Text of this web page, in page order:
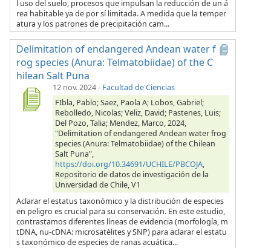
l uso del suelo, procesos que impulsan la reducción de un á
rea habitable ya de por sí limitada. A medida que la temper
atura y los patrones de precipitación cam...
Delimitation of endangered Andean water f
rog species (Anura: Telmatobiidae) of the C
hilean Salt Puna
12 nov. 2024- Facultad de Ciencias
FIbla, Pablo; Saez, Paola A; Lobos, Gabriel;
Rebolledo, Nicolas; Veliz, David; Pastenes, Luis;
Del Pozo, Talia; Mendez, Marco, 2024,
"Delimitation of endangered Andean water frog
species (Anura: Telmatobiidae) of the Chilean
Salt Puna",
https://doi.org/10.34691/UCHILE/PBCOJA,
Repositorio de datos de investigación de la
Universidad de Chile, V1
Aclarar el estatus taxonómico y la distribución de especies
en peligro es crucial para su conservación. En este estudio,
contrastamos diferentes líneas de evidencia (morfología, m
tDNA, nu-cDNA: microsatélites y SNP) para aclarar el estatu
s taxonómico de especies de ranas acuática...